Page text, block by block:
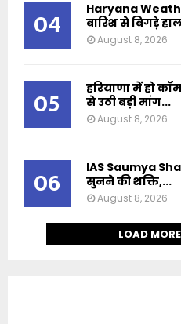
04
Haryana
बारिश से बिगड़े
August 8, 2026
05
हरियाणा में हो
से उठी बड़ी मांग...
August 8, 2026
06
IAS Saumya
सुनने की शक्ति,...
August 8, 2026
LOAD